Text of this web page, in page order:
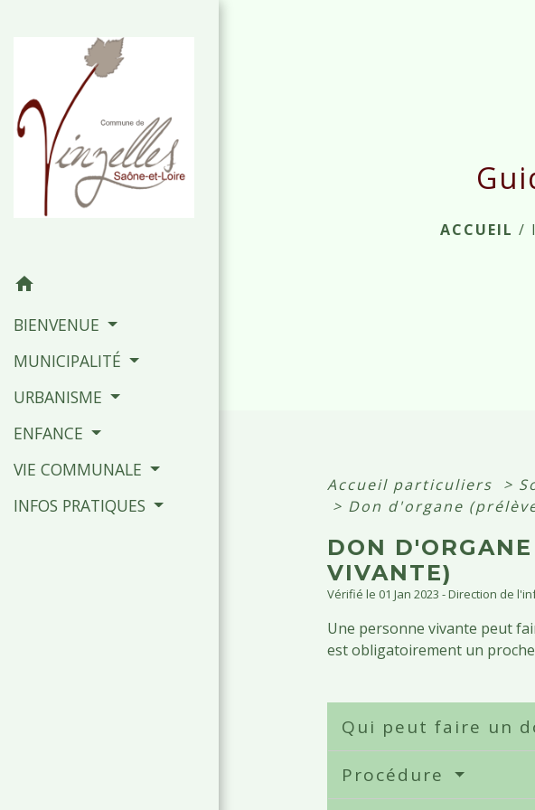
home
BIENVENUE
MUNICIPALITÉ
URBANISME
ENFANCE
VIE COMMUNALE
INFOS PRATIQUES
ACCUEIL /
Accueil particuliers >
> Don d'organe
DON
VIVANTE)
Vérifié le 01 Jan 2023 - Direction de
Une personne vivante peut
est obligatoirement un
Qui peut faire un
Procédure